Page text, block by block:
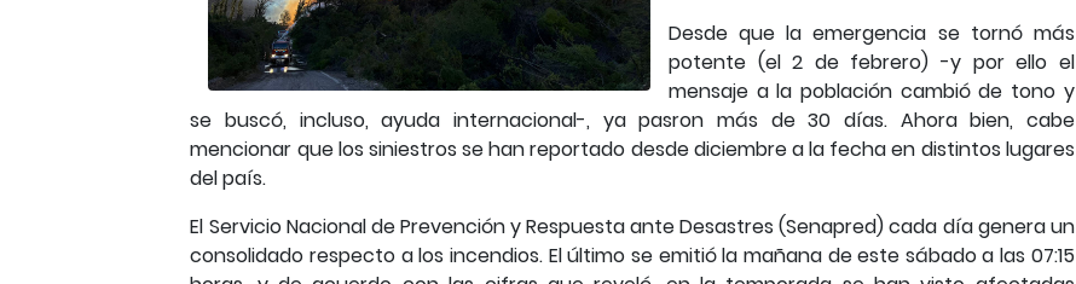
Desde que la emergencia se tornó más
potente (el 2 de febrero) -y por ello el
mensaje a la población cambió de tono y
se buscó, incluso, ayuda internacional-, ya pasron más de 30 días. Ahora bien, cabe
mencionar que los siniestros se han reportado desde diciembre a la fecha en distintos lugares
del país.
El Servicio Nacional de Prevención y Respuesta ante Desastres (Senapred) cada día genera un
consolidado respecto a los incendios. El último se emitió la mañana de este sábado a las 07:15